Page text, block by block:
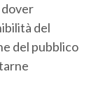
dover
del
del pubblico